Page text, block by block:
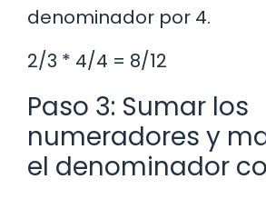
denominador por 4.
2/3 * 4/4 = 8/12
Paso 3: Sumar los
numeradores y
el denominador